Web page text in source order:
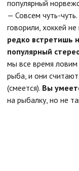
популярный
— Совсем чуть-
говорили, хоккей
редко встретишь
популярный
мы все время ловим
рыба, и они
(смеется). Вы
на рыбалку, но не